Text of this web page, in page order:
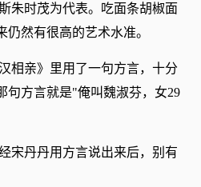
朱时茂为代表。吃面条胡椒面
然有很高的艺术水准。
相亲》里用了一句方言，十分
句方言就是"俺叫魏淑芬，女29
宋丹丹用方言说出来后，别有